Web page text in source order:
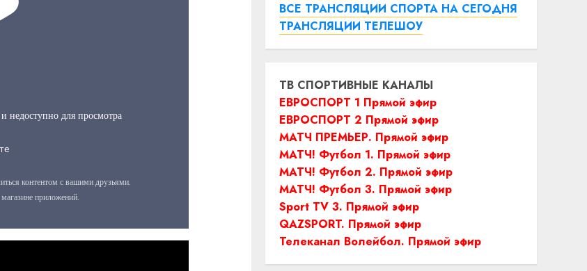
ВСЕ ТРАНСЛЯЦИИ СПОРТА НА СЕГОДНЯ
ТРАНСЛЯЦИИ ТЕЛЕШОУ
ТВ СПОРТИВНЫЕ КАНАЛЫ
ЕВРОСПОРТ 1 Прямой эфир
ЕВРОСПОРТ 2 Прямой эфир
МАТЧ ПРЕМЬЕР. Прямой эфир
МАТЧ! Футбол 1. Прямой эфир
МАТЧ! Футбол 2. Прямой эфир
МАТЧ! Футбол 3. Прямой эфир
Sport TV 3. Прямой эфир
QAZSPORT. Прямой эфир
Телеканал Волейбол. Прямой эфир